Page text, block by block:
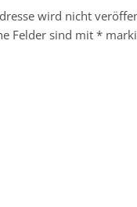
wird nicht
Felder sind mit*